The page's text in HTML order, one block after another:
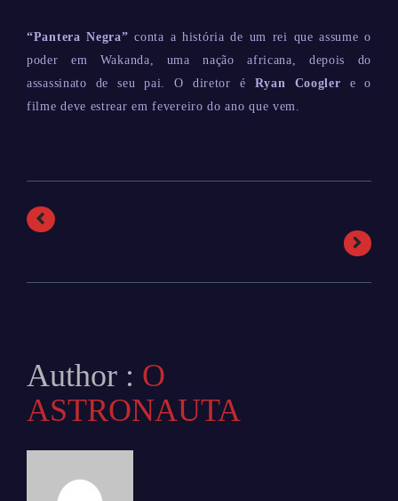
“Pantera Negra” conta a história de um rei que assume o
poder em Wakanda, uma nação africana, depois do
assassinato de seu pai. O diretor é Ryan Coogler e o
filme deve estrear em fevereiro do ano que vem.
Author : O
ASTRONAUTA